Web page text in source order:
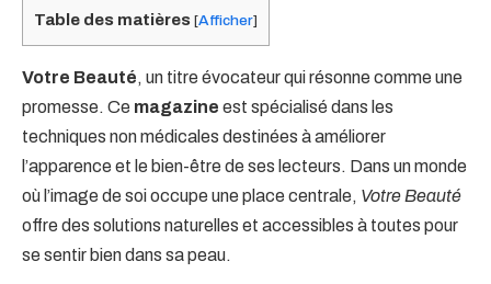
Table des matières [Afficher]
Votre Beauté, un titre évocateur qui résonne comme une
promesse. Ce magazine est spécialisé dans les
techniques non médicales destinées à améliorer
l’apparence et le bien-être de ses lecteurs. Dans un monde
où l’image de soi occupe une place centrale, Votre Beauté
offre des solutions naturelles et accessibles à toutes pour
se sentir bien dans sa peau.